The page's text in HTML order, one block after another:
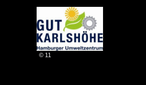
© 11